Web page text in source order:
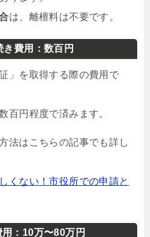
は、離檀料は不要です。
き費用：数百円
」を取得する際の費用で
百円程度で済みます。
法はこちらの記事でも詳し
くない！市役所での申請と
：10万〜80万円